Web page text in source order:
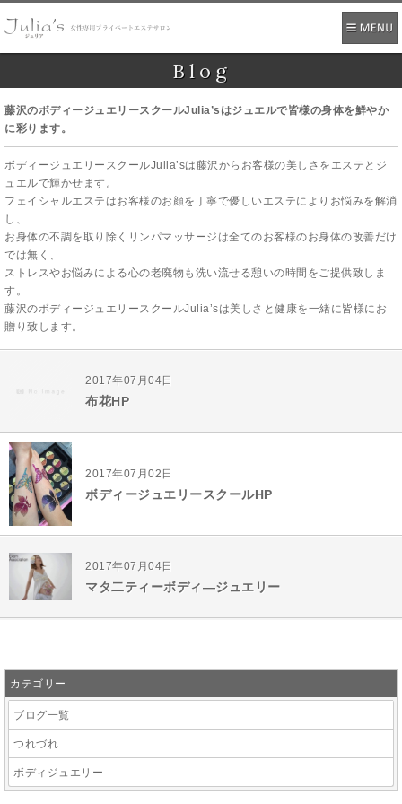
Blog
藤沢のボディージュエリースクールJulia’sはジュエルで皆様の身体を鮮やか
に彩ります。
ボディージュエリースクールJulia’sは藤沢からお客様の美しさをエステとジ
ュエルで輝かせます。
フェイシャルエステはお客様のお顔を丁寧で優しいエステによりお悩みを解消
し、
お身体の不調を取り除くリンパマッサージは全てのお客様のお身体の改善だけ
では無く、
ストレスやお悩みによる心の老廃物も洗い流せる憩いの時間をご提供致しま
す。
藤沢のボディージュエリースクールJulia’sは美しさと健康を一緒に皆様にお
贈り致します。
2017年07月04日
布花HP
2017年07月02日
ボディージュエリースクールHP
2017年07月04日
マタ二ティーボディ―ジュエリー
カテゴリー
ブログ一覧
つれづれ
ボディジュエリー